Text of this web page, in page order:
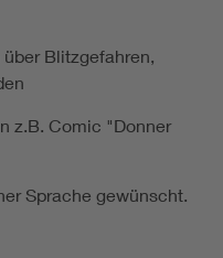
Blitzgefahren,
z.B. Comic "Donner
Sprache gewünscht.